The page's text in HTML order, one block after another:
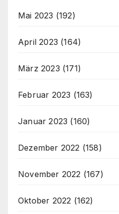
Mai 2023 (192)
April 2023 (164)
März 2023 (171)
Februar 2023 (163)
Januar 2023 (160)
Dezember 2022 (158)
November 2022 (167)
Oktober 2022 (162)